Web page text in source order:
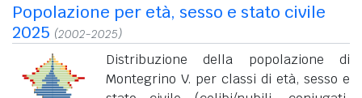
Popolazione per età, sesso e stato civile
2025 (2002-2025)
Distribuzione della popolazione di
Montegrino V. per classi di età, sesso e